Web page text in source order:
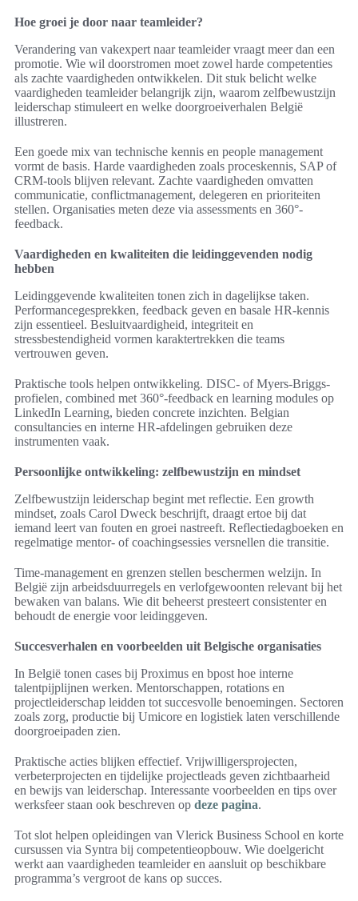
Hoe groei je door naar teamleider?
Verandering van vakexpert naar teamleider vraagt meer dan een
promotie. Wie wil doorstromen moet zowel harde competenties
als zachte vaardigheden ontwikkelen. Dit stuk belicht welke
vaardigheden teamleider belangrijk zijn, waarom zelfbewustzijn
leiderschap stimuleert en welke doorgroeiverhalen België
illustreren.
Een goede mix van technische kennis en people management
vormt de basis. Harde vaardigheden zoals proceskennis, SAP of
CRM-tools blijven relevant. Zachte vaardigheden omvatten
communicatie, conflictmanagement, delegeren en prioriteiten
stellen. Organisaties meten deze via assessments en 360°-
feedback.
Vaardigheden en kwaliteiten die leidinggevenden nodig
hebben
Leidinggevende kwaliteiten tonen zich in dagelijkse taken.
Performancegesprekken, feedback geven en basale HR-kennis
zijn essentieel. Besluitvaardigheid, integriteit en
stressbestendigheid vormen karaktertrekken die teams
vertrouwen geven.
Praktische tools helpen ontwikkeling. DISC- of Myers-Briggs-
profielen, combined met 360°-feedback en learning modules op
LinkedIn Learning, bieden concrete inzichten. Belgian
consultancies en interne HR-afdelingen gebruiken deze
instrumenten vaak.
Persoonlijke ontwikkeling: zelfbewustzijn en mindset
Zelfbewustzijn leiderschap begint met reflectie. Een growth
mindset, zoals Carol Dweck beschrijft, draagt ertoe bij dat
iemand leert van fouten en groei nastreeft. Reflectiedagboeken en
regelmatige mentor- of coachingsessies versnellen die transitie.
Time-management en grenzen stellen beschermen welzijn. In
België zijn arbeidsduurregels en verlofgewoonten relevant bij het
bewaken van balans. Wie dit beheerst presteert consistenter en
behoudt de energie voor leidinggeven.
Succesverhalen en voorbeelden uit Belgische organisaties
In België tonen cases bij Proximus en bpost hoe interne
talentpijplijnen werken. Mentorschappen, rotations en
projectleiderschap leidden tot succesvolle benoemingen. Sectoren
zoals zorg, productie bij Umicore en logistiek laten verschillende
doorgroeipaden zien.
Praktische acties blijken effectief. Vrijwilligersprojecten,
verbeterprojecten en tijdelijke projectleads geven zichtbaarheid
en bewijs van leiderschap. Interessante voorbeelden en tips over
werksfeer staan ook beschreven op deze pagina.
Tot slot helpen opleidingen van Vlerick Business School en korte
cursussen via Syntra bij competentieopbouw. Wie doelgericht
werkt aan vaardigheden teamleider en aansluit op beschikbare
programma’s vergroot de kans op succes.